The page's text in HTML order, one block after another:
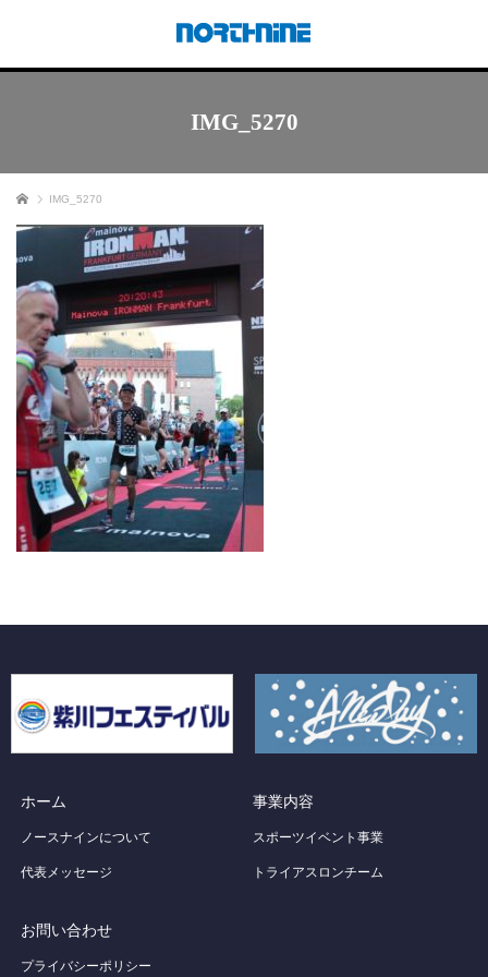
IMG_5270
ホーム IMG_5270
ホーム
ノースナインについて
代表メッセージ
事業内容
スポーツイベント事業
トライアスロンチーム
お問い合わせ
プライバシーポリシー